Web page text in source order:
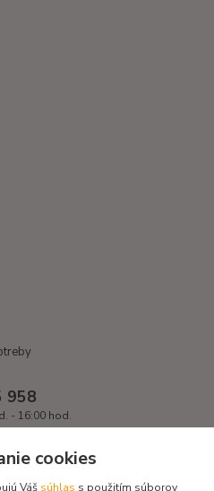
958
- 16:00 hod.
cookies
Váš súhlas s použitím súborov